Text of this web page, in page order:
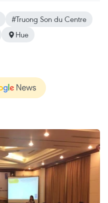
#Truong Son du Centre
Hue